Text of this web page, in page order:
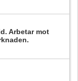
Arbetar mot